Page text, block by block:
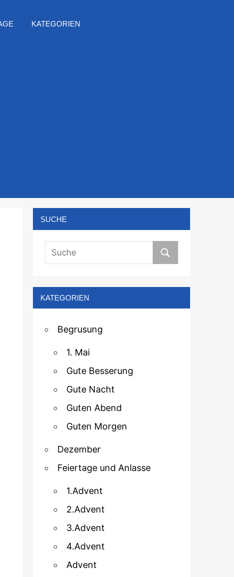
KATEGORIEN
SUCHE
KATEGORIEN
Begrusung
1. Mai
Gute Besserung
Gute Nacht
Guten Abend
Guten Morgen
Dezember
Feiertage und Anlasse
1.Advent
2.Advent
3.Advent
4.Advent
Advent